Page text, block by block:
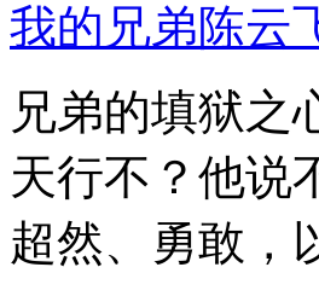
我的兄弟陈云
兄弟的填狱之
天行不？他说
超然、勇敢，